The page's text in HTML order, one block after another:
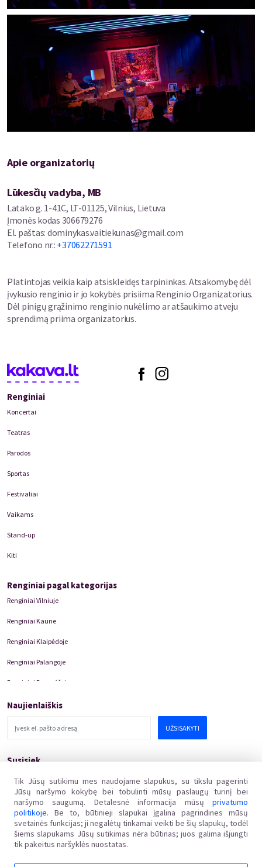
Apie organizatorių
Lūkesčių vadyba, MB
Latako g. 1-41C, LT-01125, Vilnius, Lietuva
Įmonės kodas 306679276
El. paštas: dominykas.vaitiekunas@gmail.com
Telefono nr.: +37062271591
Platintojas veikia kaip atsiskleidęs tarpininkas. Atsakomybę dėl
įvykusio renginio ir jo kokybės prisiima Renginio Organizatorius.
Dėl pinigų grąžinimo renginio nukėlimo ar atšaukimo atveju
sprendimą priima organizatorius.
Tik Jūsų sutikimu mes naudojame slapukus, su tikslu pagerinti
Jūsų naršymo kokybę bei tobulinti mūsų paslaugų turinį bei
naršymo saugumą. Detalesnė informacija mūsų privatumo
politikoje. Be to, būtinieji slapukai įgalina pagrindines mūsų
svetainės funkcijas; ji negalėtų tinkamai veikti be šių slapukų, todėl
šiems slapukams Jūsų sutikimas nėra būtinas; juos galima išjungti
tik pakeitus naršyklės nuostatas.
Renginiai
Koncertai
Teatras
Parodos
Sportas
Festivaliai
Vaikams
Stand-up
Kiti
Renginiai pagal kategorijas
Renginiai Vilniuje
Renginiai Kaune
Renginiai Klaipėdoje
Renginiai Palangoje
Renginiai Panevėžyje
Domino Teatro Spektakliai
Naujienlaiškis
UŽSISAKYTI
Susisiek
Adresas:Žalgirio g.135, LT-08217 Vilnius
Įmonės kodas:304769369
PVM mokėtojo kodas :LT100011648218